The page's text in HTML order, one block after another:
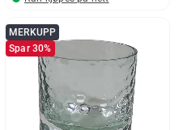
MERKUPP
Spar 30%